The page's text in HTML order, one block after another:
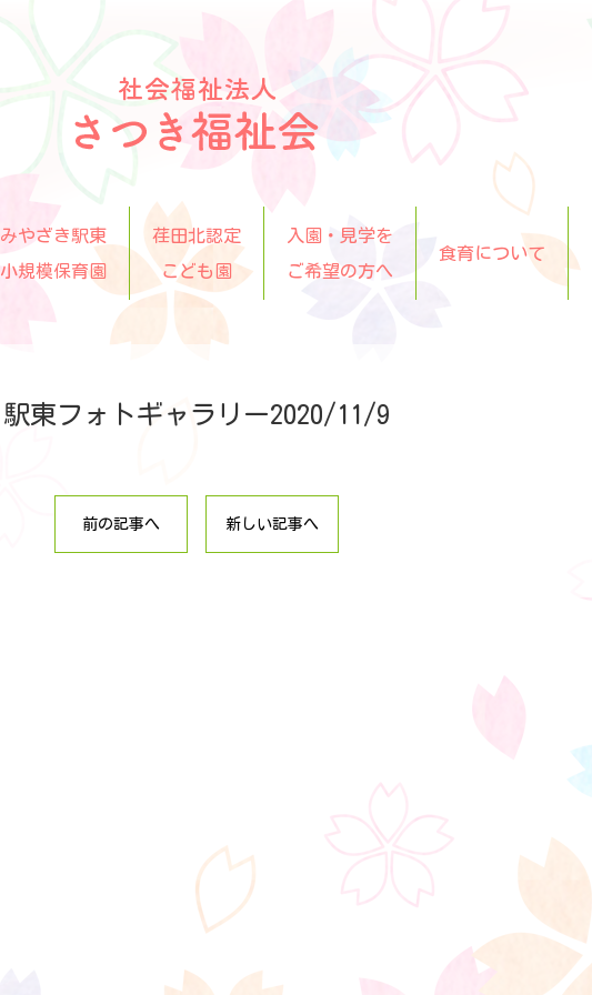
みやざき駅東
小規模保育園
荏田北認定
こども園
入園・見学を
ご希望の方へ
食育について
駅東フォトギャラリー2020/11/9
前の記事へ 新しい記事へ